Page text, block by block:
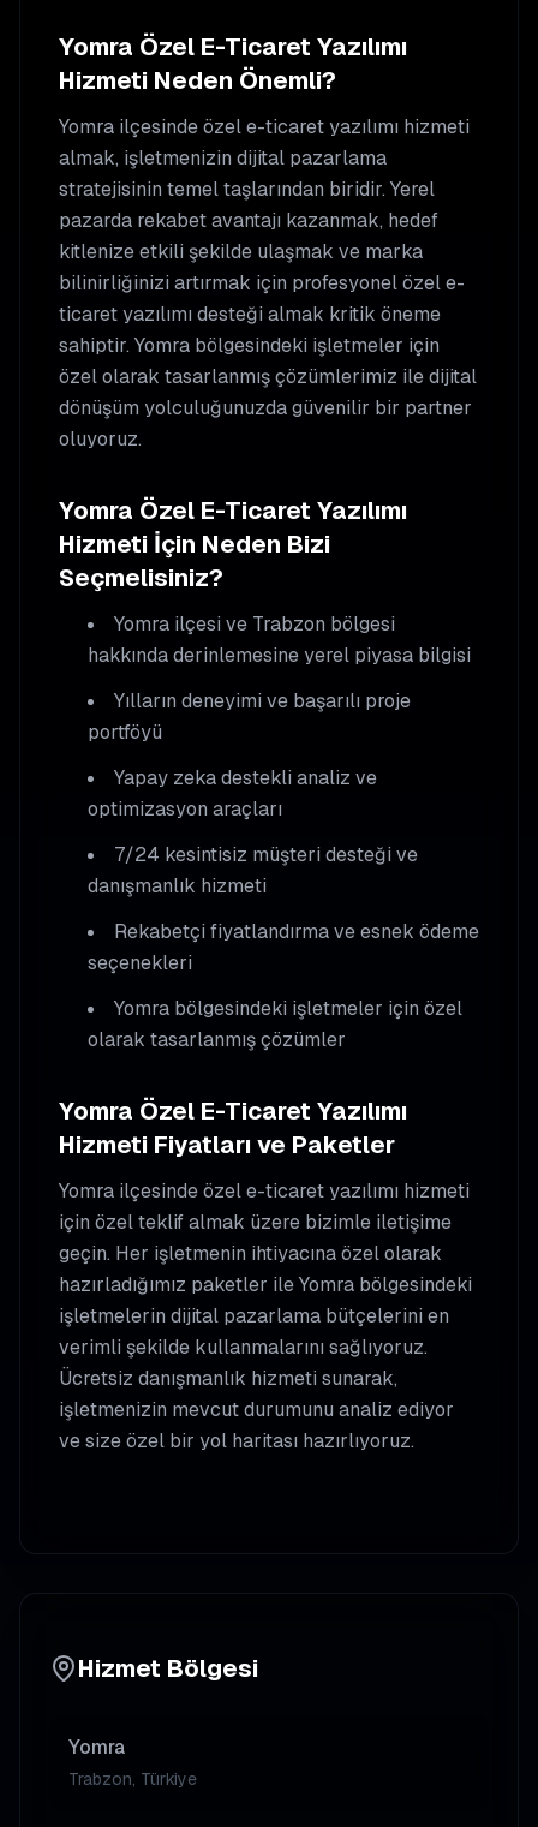
Yomra Özel E-Ticaret Yazılımı
Hizmeti Neden Önemli?
Yomra ilçesindeözel e-ticaret yazılımı hizmeti
almak, işletmenizin dijital pazarlama
stratejisinin temel taşlarından biridir. Yerel
pazarda rekabet avantajı kazanmak, hedef
kitlenize etkili şekilde ulaşmak ve marka
bilinirliğinizi artırmak için profesyonelözel e-
ticaret yazılımı desteği almak kritik öneme
sahiptir. Yomra bölgesindeki işletmeler için
özel olarak tasarlanmış çözümlerimiz ile dijital
dönüşüm yolculuğunuzda güvenilir bir partner
oluyoruz.
Yomra Özel E-Ticaret Yazılımı
Hizmeti İçin Neden Bizi
Seçmelisiniz?
Yomra ilçesi ve Trabzon bölgesi
hakkında derinlemesine yerel piyasa bilgisi
Yılların deneyimi ve başarılı proje
portföyü
Yapay zeka destekli analiz ve
optimizasyon araçları
7/24 kesintisiz müşteri desteği ve
danışmanlık hizmeti
Rekabetçi fiyatlandırma ve esnek ödeme
seçenekleri
Yomra bölgesindeki işletmeler için özel
olarak tasarlanmış çözümler
Yomra Özel E-Ticaret Yazılımı
Hizmeti Fiyatları ve Paketler
Yomra ilçesindeözel e-ticaret yazılımı hizmeti
için özel teklif almak üzere bizimle iletişime
geçin. Her işletmenin ihtiyacına özel olarak
hazırladığımız paketler ileYomra bölgesindeki
işletmelerin dijital pazarlama bütçelerini en
verimli şekilde kullanmalarını sağlıyoruz.
Ücretsiz danışmanlık hizmeti sunarak,
işletmenizin mevcut durumunu analiz ediyor
ve size özel bir yol haritası hazırlıyoruz.
Hizmet Bölgesi
Yomra
Trabzon, Türkiye